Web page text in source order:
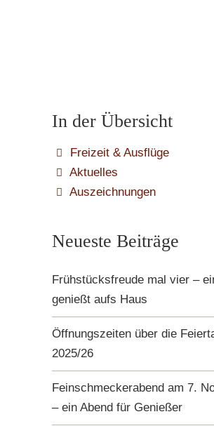
In der Übersicht
Freizeit & Ausflüge
Aktuelles
Auszeichnungen
Neueste Beiträge
Frühstücksfreude mal vier –
genießt aufs Haus
Öffnungszeiten über die
2025/26
Feinschmeckerabend am 7.
– ein Abend für Genießer